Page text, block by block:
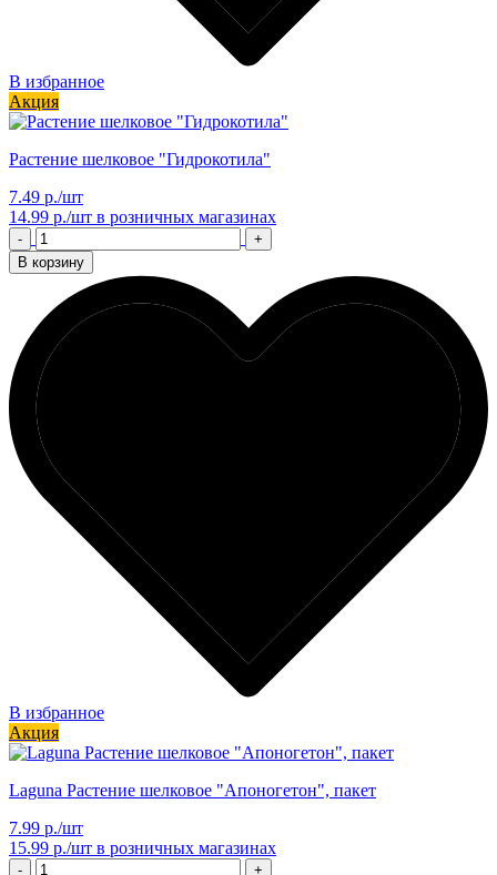
В избранное
Акция
Растение шелковое "Гидрокотила"
7.49 р./шт
14.99 р./шт в розничных магазинах
-
+
В корзину
В избранное
Акция
Laguna Растение шелковое "Апоногетон", пакет
7.99 р./шт
15.99 р./шт в розничных магазинах
- +